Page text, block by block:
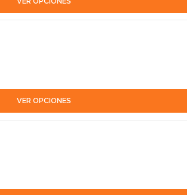
VER OPCIONES